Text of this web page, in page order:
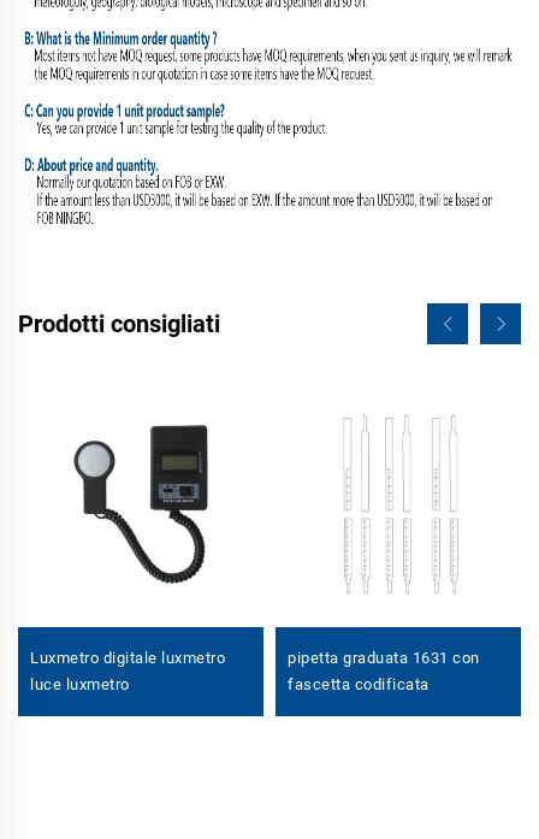
Prodotti consigliati
Luxmetro digitale luxmetro
luce luxmetro
pipetta graduata 1631 con
fascetta codificata